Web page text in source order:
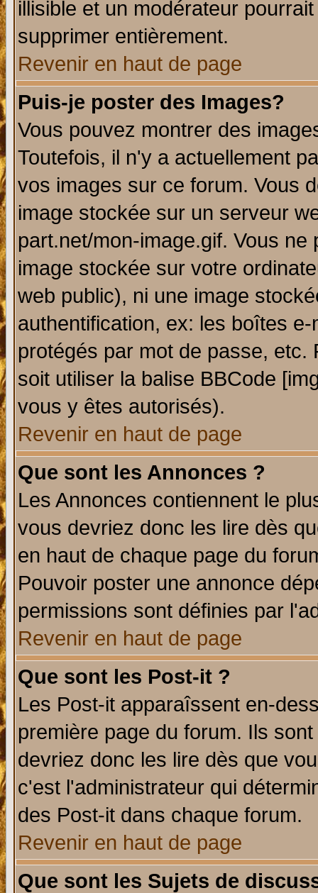
illisible et un modérateur
supprimer entièrement.
Revenir en haut de page
Puis-je poster des Images?
Vous pouvez montrer des
Toutefois, il n'y a actuellement
vos images sur ce forum. Vous
image stockée sur un serveur
part.net/mon-image.gif. Vous
image stockée sur votre
web public), ni une image
authentification, ex: les boîtes
protégés par mot de passe,
soit utiliser la balise BBCode
vous y êtes autorisés).
Revenir en haut de page
Que sont les Annonces ?
Les Annonces contiennent le
vous devriez donc les lire dès
en haut de chaque page du
Pouvoir poster une annonce
permissions sont définies par
Revenir en haut de page
Que sont les Post-it ?
Les Post-it apparaîssent en-
première page du forum. Ils
devriez donc les lire dès que
c'est l'administrateur qui
des Post-it dans chaque forum.
Revenir en haut de page
Que sont les Sujets de